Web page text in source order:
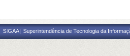
SIGAA | Superintendência de Tecnologia da